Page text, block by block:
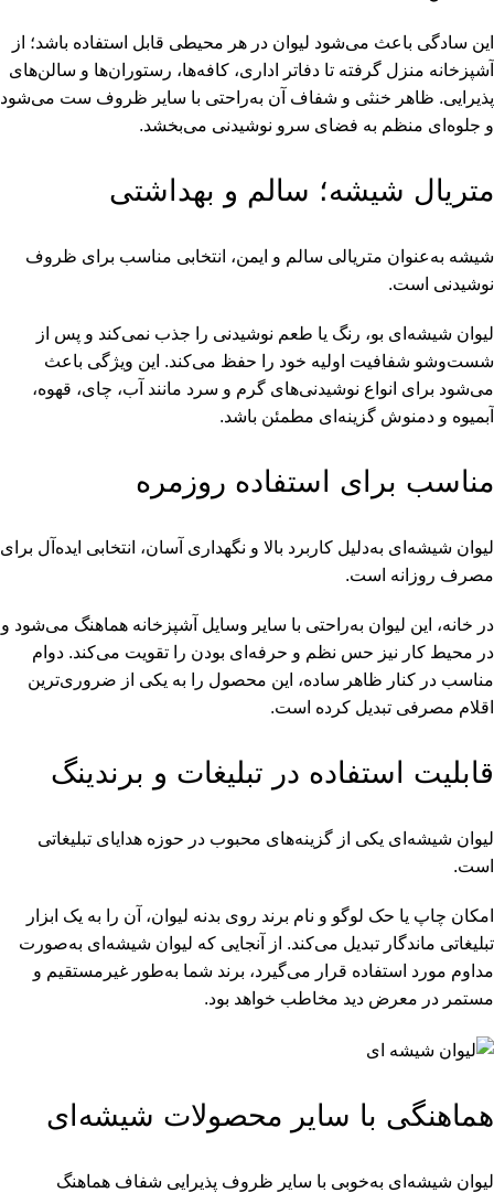
این سادگی باعث می‌شود لیوان در هر محیطی قابل استفاده باشد؛ از
آشپزخانه منزل گرفته تا دفاتر اداری، کافه‌ها، رستوران‌ها و سالن‌های
پذیرایی. ظاهر خنثی و شفاف آن به‌راحتی با سایر ظروف ست می‌شود
و جلوه‌ای منظم به فضای سرو نوشیدنی می‌بخشد.
متریال شیشه؛ سالم و بهداشتی
شیشه به‌عنوان متریالی سالم و ایمن، انتخابی مناسب برای ظروف
نوشیدنی است.
لیوان شیشه‌ای بو، رنگ یا طعم نوشیدنی را جذب نمی‌کند و پس از
شست‌وشو شفافیت اولیه خود را حفظ می‌کند. این ویژگی باعث
می‌شود برای انواع نوشیدنی‌های گرم و سرد مانند آب، چای، قهوه،
آبمیوه و دمنوش گزینه‌ای مطمئن باشد.
مناسب برای استفاده روزمره
لیوان شیشه‌ای به‌دلیل کاربرد بالا و نگهداری آسان، انتخابی ایده‌آل برای
مصرف روزانه است.
در خانه، این لیوان به‌راحتی با سایر وسایل آشپزخانه هماهنگ می‌شود و
در محیط کار نیز حس نظم و حرفه‌ای بودن را تقویت می‌کند. دوام
مناسب در کنار ظاهر ساده، این محصول را به یکی از ضروری‌ترین
اقلام مصرفی تبدیل کرده است.
قابلیت استفاده در تبلیغات و برندینگ
لیوان شیشه‌ای یکی از گزینه‌های محبوب در حوزه هدایای تبلیغاتی
است.
امکان چاپ یا حک لوگو و نام برند روی بدنه لیوان، آن را به یک ابزار
تبلیغاتی ماندگار تبدیل می‌کند. از آنجایی که لیوان شیشه‌ای به‌صورت
مداوم مورد استفاده قرار می‌گیرد، برند شما به‌طور غیرمستقیم و
مستمر در معرض دید مخاطب خواهد بود.
هماهنگی با سایر محصولات شیشه‌ای
لیوان شیشه‌ای به‌خوبی با سایر ظروف پذیرایی شفاف هماهنگ